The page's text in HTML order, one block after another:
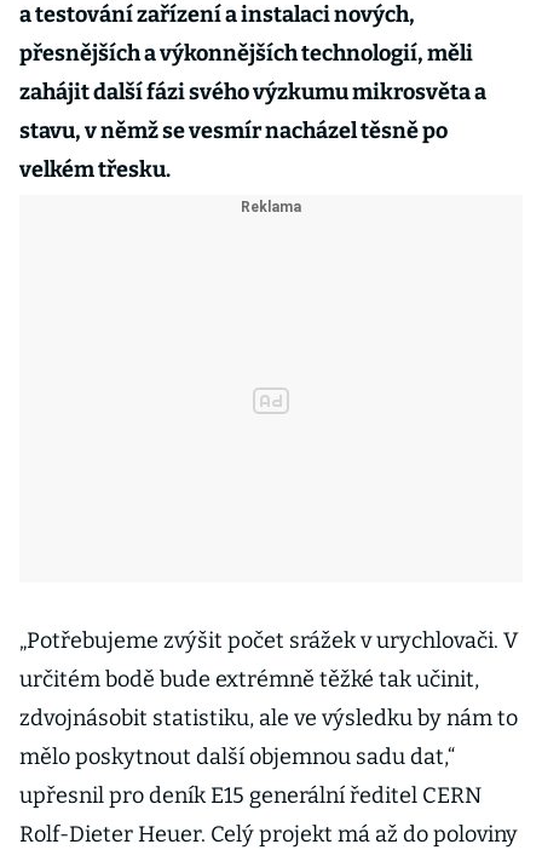
a testování zařízení a instalaci nových,
přesnějších a výkonnějších technologií, měli
zahájit další fázi svého výzkumu mikrosvěta a
stavu, v němž se vesmír nacházel těsně po
velkém třesku.
„Potřebujeme zvýšit počet srážek v urychlovači. V
určitém bodě bude extrémně těžké tak učinit,
zdvojnásobit statistiku, ale ve výsledku by nám to
mělo poskytnout další objemnou sadu dat,“
upřesnil pro deník E15 generální ředitel CERN
Rolf-Dieter Heuer. Celý projekt má až do poloviny